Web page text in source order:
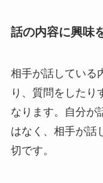
話の内容に興味
相手が話している
り、質問をしたり
なります。自分が
はなく、相手が話
切です。